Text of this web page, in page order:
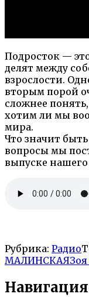
Подросток —
делят между
взрослости.
вторым порой
сложнее
хотим ли мы
мира.
Что значит
вопросы мы
выпуске нашего
Рубрика: Радио
МАЛИНСКАЯ